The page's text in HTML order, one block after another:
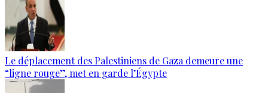
Le déplacement des Palestiniens de Gaza demeure une
“ligne rouge”, met en garde l’Égypte